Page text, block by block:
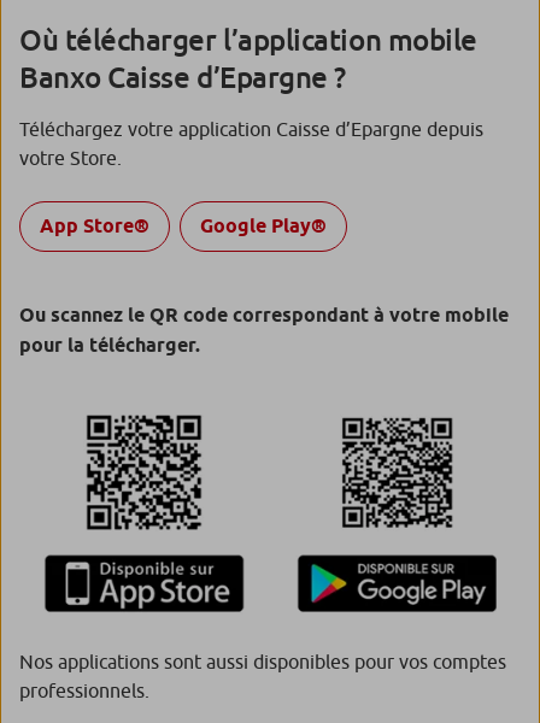
Où télécharger l’application mobile
Banxo Caisse d’Epargne ?
Téléchargez votre application Caisse d’Epargne depuis
votre Store.
App Store® Google Play®
Ou scannez le QR code correspondant à votre mobile
pour la télécharger.
Nos applications sont aussi disponibles pour vos comptes
professionnels.